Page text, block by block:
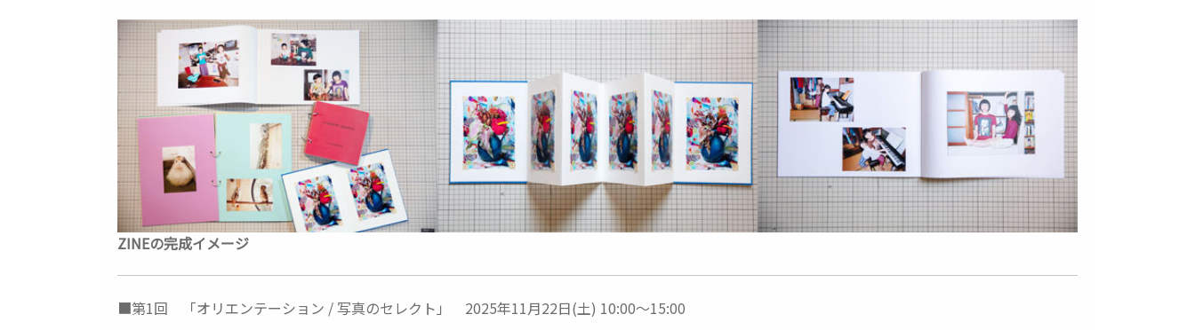
ZINEの完成イメージ
■第1回 「オリエンテーション / 写真のセレクト」 2025年11月22日(土) 10:00～15:00